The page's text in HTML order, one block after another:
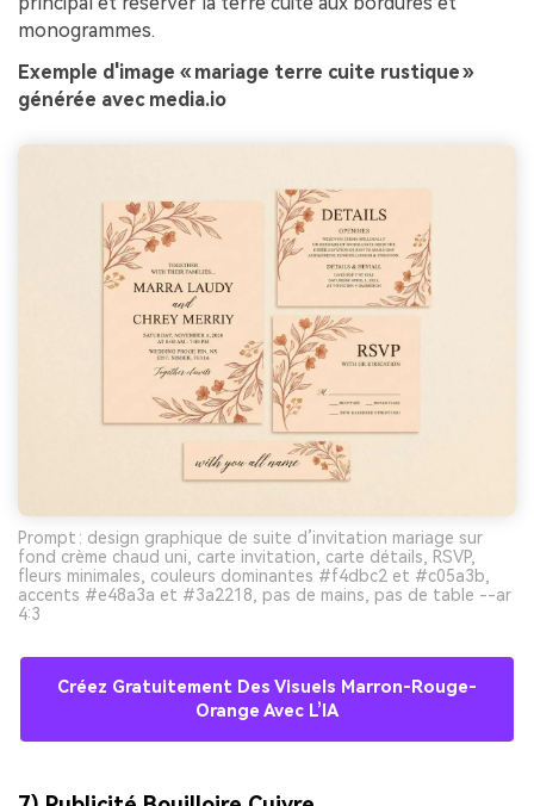
monogrammes.
Exemple d'image « mariage terre cuite rustique »
générée avec media.io
Prompt : design graphique de suite d’invitation mariage sur
fond crème chaud uni, carte invitation, carte détails, RSVP,
fleurs minimales, couleurs dominantes #f4dbc2 et #c05a3b,
accents #e48a3a et #3a2218, pas de mains, pas de table --ar
4:3
Créez Gratuitement Des Visuels Marron-Rouge-
Orange Avec L’IA